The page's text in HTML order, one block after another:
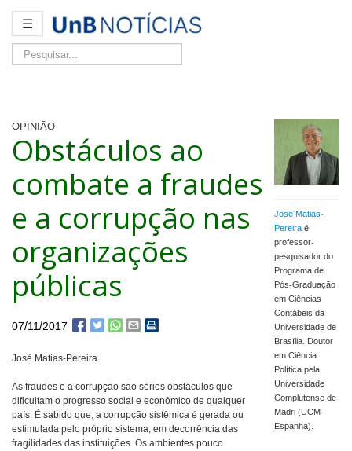
☰
Pesquisar...
OPINIÃO
José Matias-
Pereira é
professor-
pesquisador do
Programa de
Pós-Graduação
em Ciências
Contábeis da
Universidade de
Brasília. Doutor
em Ciência
Política pela
Universidade
Complutense de
Madri (UCM-
Espanha).
Obstáculos ao
combate a fraudes
e a corrupção nas
organizações
públicas
07/11/2017
José Matias-Pereira
As fraudes e a corrupção são sérios obstáculos que
dificultam o progresso social e econômico de qualquer
país. É sabido que, a corrupção sistêmica é gerada ou
estimulada pelo próprio sistema, em decorrência das
fragilidades das instituições. Os ambientes pouco